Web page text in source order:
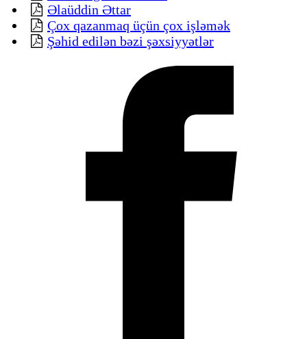
Əlaüddin Əttar
Çox qazanmaq üçün çox işləmək
Şəhid edilən bəzi şəxsiyyətlər